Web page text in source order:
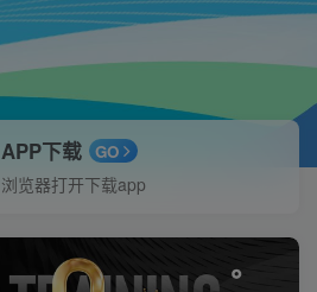
APP下载 GO
浏览器打开下载app